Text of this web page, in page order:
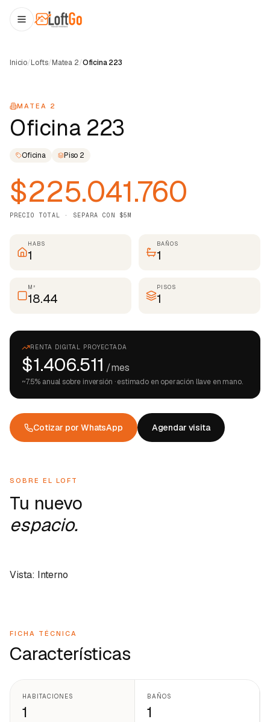
Inicio/Lofts/Matea 2/Oficina 223
1 / 22
MATEA 2
Oficina 223
Oficina Piso 2
$225.041.760
PRECIO TOTAL · SEPARA CON $5M
HABS
1
BAÑOS
1
M²
18.44
PISOS
1
RENTA DIGITAL PROYECTADA
$1.406.511 /mes
~7.5% anual sobre inversión · estimado en operación llave en mano.
Cotizar por WhatsApp Agendar visita
SOBRE EL LOFT
Tu nuevo
espacio.
Vista: Interno
FICHA TÉCNICA
Características
HABITACIONES
1
BAÑOS
1